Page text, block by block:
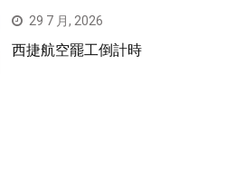
29 7 月, 2026
西捷航空罷工倒計時